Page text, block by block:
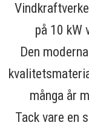
på 10 kW
Den
många år
Tack vare en